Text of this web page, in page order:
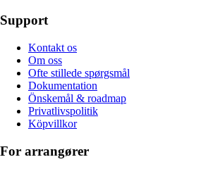
Support
Kontakt os
Om oss
Ofte stillede spørgsmål
Dokumentation
Önskemål & roadmap
Privatlivspolitik
Köpvillkor
For arrangører